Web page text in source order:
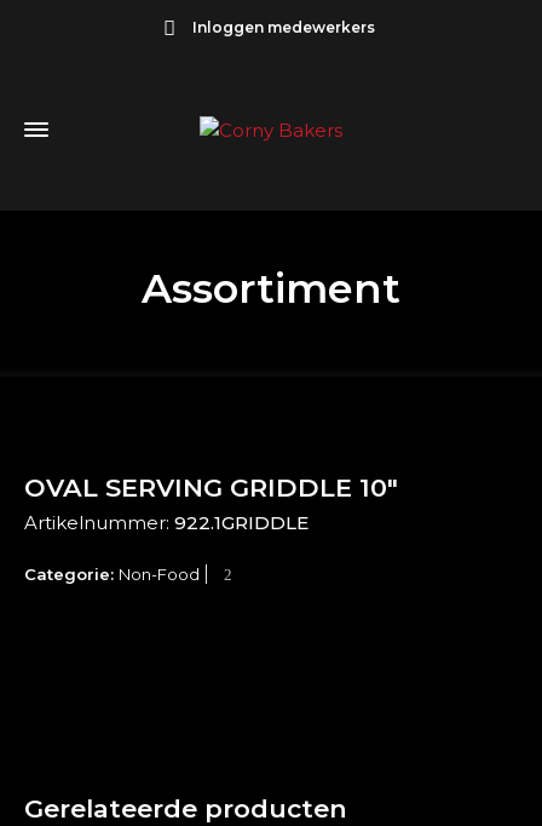
Inloggen medewerkers
Assortiment
OVAL SERVING GRIDDLE 10″
Artikelnummer: 922.1GRIDDLE
Categorie: Non-Food
Gerelateerde producten